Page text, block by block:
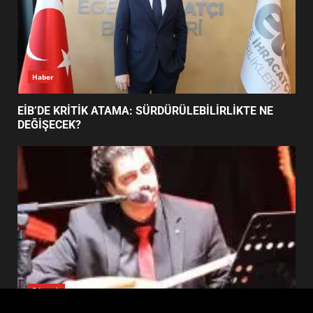
4
FİNALİNDE NE BAŞARDI?
5
BALIKESİR MÜZELERİNDE SÜRE
6
BURHANİYE SATRANÇ
TURNUVASI KAYITLARI NEYİ
DEĞİŞTİRİYOR?
7
BURHANİYE BELEDİYESPOR’DA
YENİ YÖNETİM NASIL
ŞEKİLLENDİ?
Haber
EİB’DE KRİTİK ATAMA: SÜRDÜRÜLEBİLİRLİKTE NE
DEĞİŞECEK?